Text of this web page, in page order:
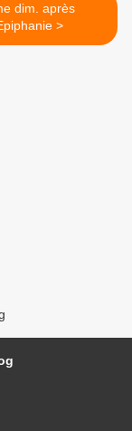
dim. après
l'Epiphanie >